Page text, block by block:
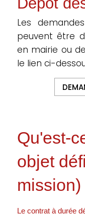
Les
peuvent être
en mairie ou
le lien ci-
Qu'est-
objet
mission)
Le contrat à durée